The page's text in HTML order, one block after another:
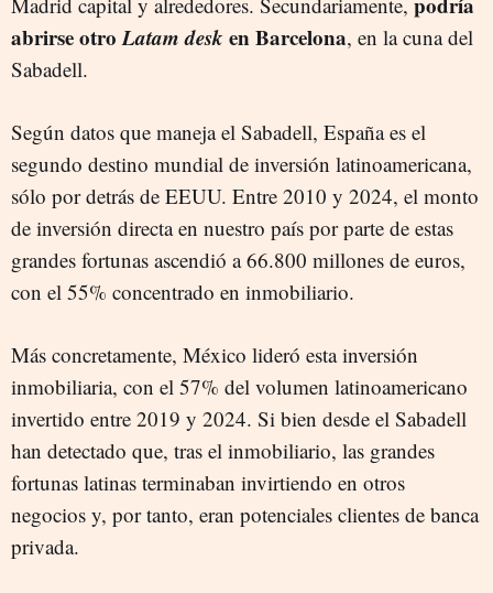
abrirse otroLatam desk en Barcelona, en la cuna del
Sabadell.
Según datos que maneja el Sabadell, España es el
segundo destino mundial de inversión latinoamericana,
sólo por detrás de EEUU. Entre 2010 y 2024, el monto
de inversión directa en nuestro país por parte de estas
grandes fortunas ascendió a 66.800 millones de euros,
con el 55% concentrado en inmobiliario.
Más concretamente, México lideró esta inversión
inmobiliaria, con el 57% del volumen latinoamericano
invertido entre 2019 y 2024. Si bien desde el Sabadell
han detectado que, tras el inmobiliario, las grandes
fortunas latinas terminaban invirtiendo en otros
negocios y, por tanto, eran potenciales clientes de banca
privada.